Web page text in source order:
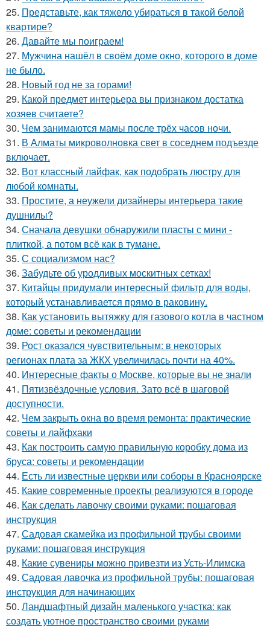
25. Представьте, как тяжело убираться в такой белой
квартире?
26. Давайте мы поиграем!
27. Мужчина нашёл в своём доме окно, которого в доме
не было.
28. Новый год не за горами!
29. Какой предмет интерьера вы признаком достатка
хозяев считаете?
30. Чем занимаются мамы после трёх часов ночи.
31. В Алматы микроволновка свет в соседнем подъезде
включает.
32. Вот классный лайфак, как подобрать люстру для
любой комнаты.
33. Простите, а неужели дизайнеры интерьера такие
душнилы?
34. Сначала девушки обнаружили пласты с мини -
плиткой, а потом всё как в тумане.
35. С социализмом нас?
36. Забудьте об уродливых москитных сетках!
37. Китайцы придумали интересный фильтр для воды,
который устанавливается прямо в раковину.
38. Как установить вытяжку для газового котла в частном
доме: советы и рекомендации
39. Рост оказался чувствительным: в некоторых
регионах плата за ЖКХ увеличилась почти на 40%.
40. Интересные факты о Москве, которые вы не знали
41. Пятизвёздочные условия. Зато всё в шаговой
доступности.
42. Чем закрыть окна во время ремонта: практические
советы и лайфхаки
43. Как построить самую правильную коробку дома из
бруса: советы и рекомендации
44. Есть ли известные церкви или соборы в Красноярске
45. Какие современные проекты реализуются в городе
46. Как сделать лавочку своими руками: пошаговая
инструкция
47. Садовая скамейка из профильной трубы своими
руками: пошаговая инструкция
48. Какие сувениры можно привезти из Усть-Илимска
49. Садовая лавочка из профильной трубы: пошаговая
инструкция для начинающих
50. Ландшафтный дизайн маленького участка: как
создать уютное пространство своими руками